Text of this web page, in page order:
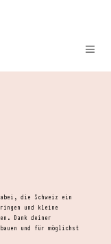
die Schweiz ein
und kleine
Dank deiner
und für möglichst